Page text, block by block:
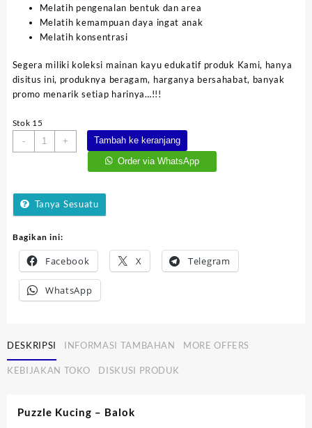
Melatih pengenalan bentuk dan area
Melatih kemampuan daya ingat anak
Melatih konsentrasi
Segera miliki koleksi mainan kayu edukatif produk Kami, hanya
disitus ini, produknya beragam, harganya bersahabat, banyak
promo menarik setiap harinya…!!!
Stok 15
-
Kuantitas
Puzzle
Balok
+
Tambah ke keranjang
Order via WhatsApp
Tanya Sesuatu
Bagikan ini:
Facebook X Telegram
WhatsApp
DESKRIPSI INFORMASI TAMBAHAN MORE OFFERS
KEBIJAKAN TOKO DISKUSI PRODUK
Puzzle Kucing – Balok